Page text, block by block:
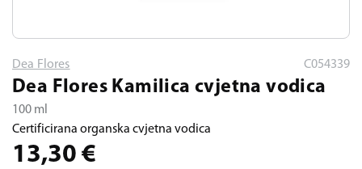
Dea Flores C054339
Dea Flores Kamilica cvjetna vodica
100 ml
Certificirana organska cvjetna vodica
13,30 €